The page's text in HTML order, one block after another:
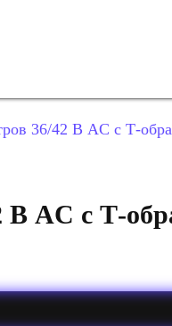
36/42 В AC с Т-
AC с Т-